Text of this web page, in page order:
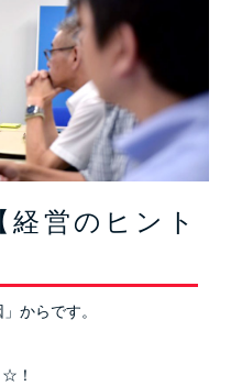
経営のヒント
からです。
！